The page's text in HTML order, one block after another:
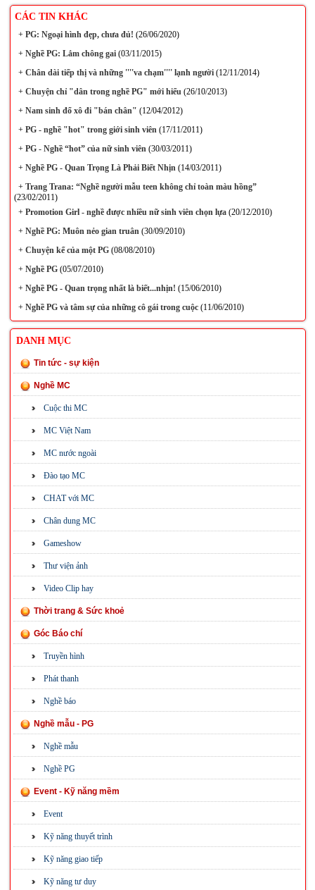
CÁC TIN KHÁC
+PG: Ngoại hình đẹp, chưa đủ! (26/06/2020)
+Nghề PG: Lắm chông gai(03/11/2015)
+Chân dài tiếp thị và những ''''va chạm'''' lạnh người(12/11/2014)
+Chuyện chỉ "dân trong nghề PG" mới hiểu(26/10/2013)
+Nam sinh đổ xô đi "bán chân" (12/04/2012)
+PG - nghề "hot" trong giới sinh viên(17/11/2011)
+PG - Nghề “hot” của nữ sinh viên(30/03/2011)
+Nghề PG - Quan Trọng Là Phải Biết Nhịn(14/03/2011)
+Trang Trana: “Nghề người mẫu teen không chỉ toàn màu hồng”
(23/02/2011)
+Promotion Girl - nghề được nhiều nữ sinh viên chọn lựa(20/12/2010)
+Nghề PG: Muôn nẻo gian truân(30/09/2010)
+Chuyện kể của một PG(08/08/2010)
+Nghề PG(05/07/2010)
+Nghề PG - Quan trọng nhất là biết...nhịn! (15/06/2010)
+Nghề PG và tâm sự của những cô gái trong cuộc(11/06/2010)
DANH MỤC
Tin tức - sự kiện
Nghề MC
Cuộc thi MC
MC Việt Nam
MC nước ngoài
Đào tạo MC
CHAT với MC
Chân dung MC
Gameshow
Thư viện ảnh
Video Clip hay
Thời trang & Sức khoẻ
Góc Báo chí
Truyền hình
Phát thanh
Nghề báo
Nghề mẫu - PG
Nghề mẫu
Nghề PG
Event - Kỹ năng mềm
Event
Kỹ năng thuyết trình
Kỹ năng giao tiếp
Kỹ năng tư duy